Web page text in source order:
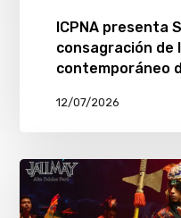
ICPNA presenta
consagración de
contemporáneo
12/07/2026